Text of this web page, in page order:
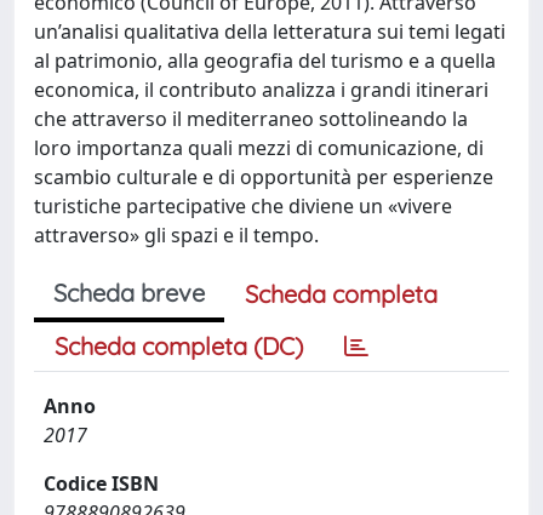
un’analisi qualitativa della letteratura sui temi legati
al patrimonio, alla geografia del turismo e a quella
economica, il contributo analizza i grandi itinerari
che attraverso il mediterraneo sottolineando la
loro importanza quali mezzi di comunicazione, di
scambio culturale e di opportunità per esperienze
turistiche partecipative che diviene un «vivere
attraverso» gli spazi e il tempo.
Scheda breve
Scheda completa
Scheda completa (DC)
Anno
2017
Codice ISBN